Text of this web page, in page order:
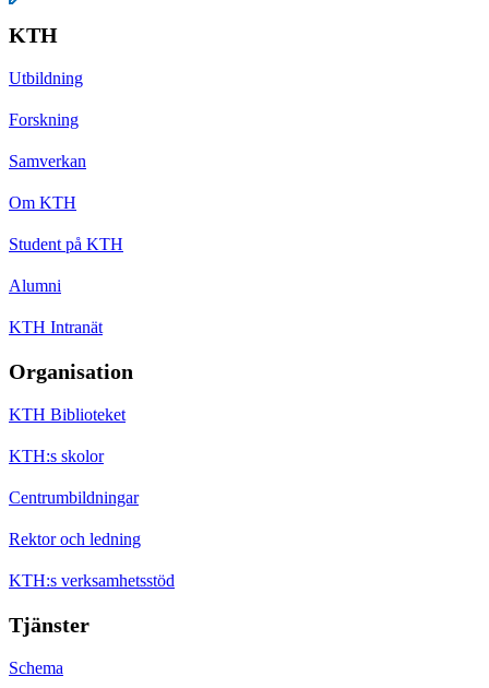
KTH
Utbildning
Forskning
Samverkan
Om KTH
Student på KTH
Alumni
KTH Intranät
Organisation
KTH Biblioteket
KTH:s skolor
Centrumbildningar
Rektor och ledning
KTH:s verksamhetsstöd
Tjänster
Schema